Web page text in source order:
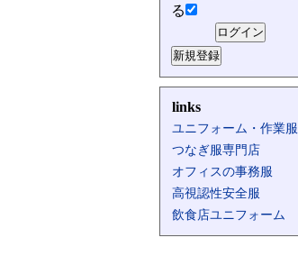
る
links
ユニフォーム・作業服
つなぎ服専門店
オフィスの事務服
高視認性安全服
飲食店ユニフォーム